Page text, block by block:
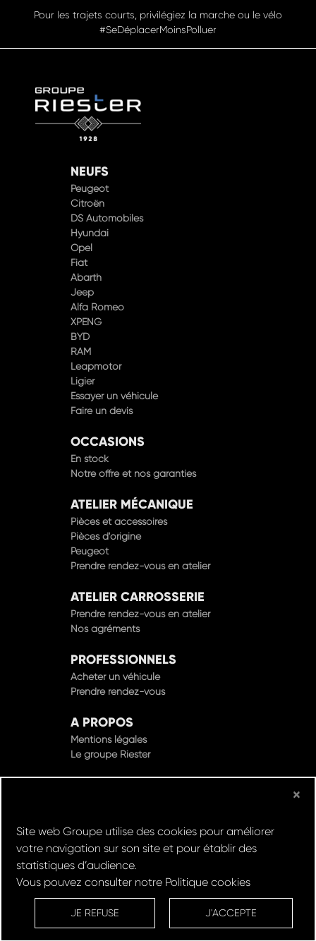
Pensez à covoiturer #SeDéplacerMoinsPolluer
Peugeot
Citroën
DS Automobiles
Hyundai
Opel
Fiat
Abarth
Jeep
Alfa Romeo
XPENG
BYD
RAM
Leapmotor
Ligier
Essayer un véhicule
Faire un devis
En stock
Notre offre et nos garanties
Pièces et accessoires
Pièces d'origine
Peugeot
Prendre rendez-vous en atelier
Prendre rendez-vous en atelier
Nos agréments
Acheter un véhicule
Prendre rendez-vous
Mentions légales
Le groupe Riester
Design & Développement par
Réserver un Rachat de
VOITURE
Louez un
VEHICULE
RDV en
×
Site web Groupe utilise des cookies pour améliorer
votre navigation sur son site et pour établir des
statistiques d’audience.
Vous pouvez consulter notre Politique cookies
J'ACCEPTE
JE REFUSE